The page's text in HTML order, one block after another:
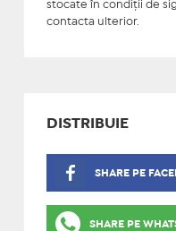
stocate în condiţii de
contacta ulterior.
DISTRIBUIE
SHARE PE
SHARE PE